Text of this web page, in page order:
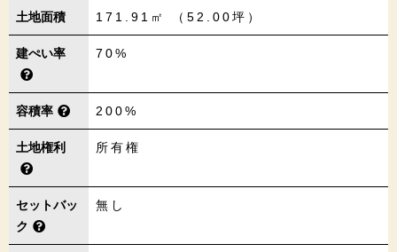
土地面積 171.91㎡ （52.00坪）
建ぺい率 70%
容積率 200%
土地権利 所有権
セットバッ
ク
無し